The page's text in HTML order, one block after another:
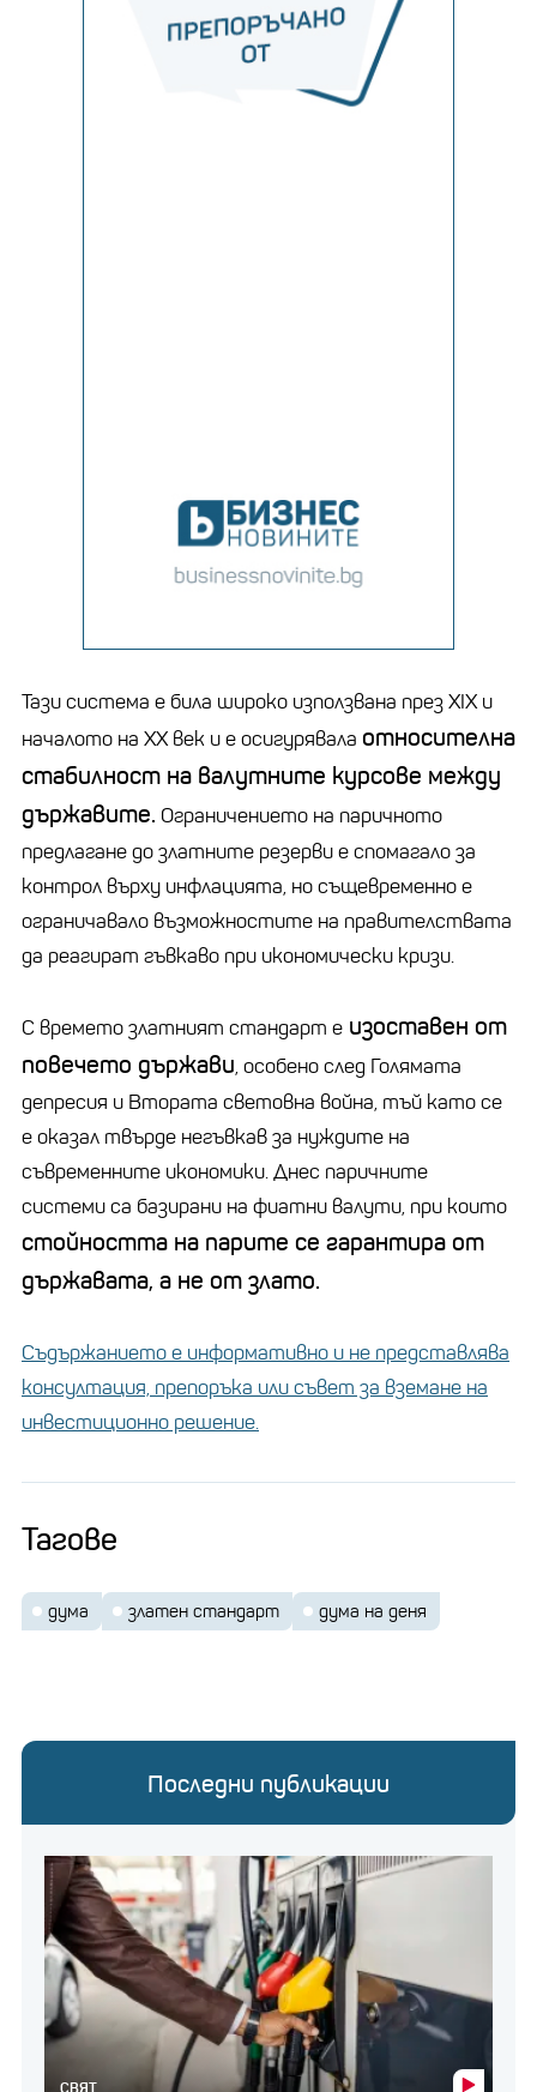
Тази система е била широко използвана през XIX и
началото на XX век и е осигурявала относителна
стабилност на валутните курсове между
държавите. Ограничението на паричното
предлагане до златните резерви е спомагало за
контрол върху инфлацията, но същевременно е
ограничавало възможностите на правителствата
да реагират гъвкаво при икономически кризи.
С времето златният стандарт е изоставен от
повечето държави, особено след Голямата
депресия и Втората световна война, тъй като се
е оказал твърде негъвкав за нуждите на
съвременните икономики. Днес паричните
системи са базирани на фиатни валути, при които
стойността на парите се гарантира от
държавата, а не от злато.
Съдържанието е информативно и не представлява
консултация, препоръка или съвет за вземане на
инвестиционно решение.
Тагове
дума златен стандарт дума на деня
Последни публикации
СВЯТ